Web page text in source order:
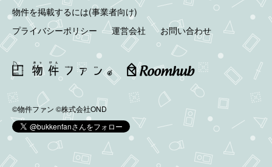
物件を掲載するには(事業者向け)
プライバシーポリシー
運営会社 お問い合わせ
©物件ファン ©株式会社OND